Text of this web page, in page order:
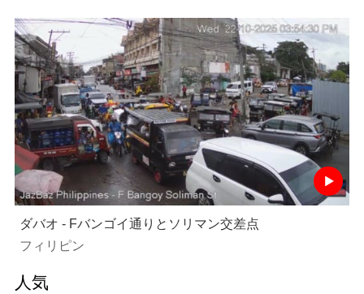
ダバオ - Fバンゴイ通りとソリマン交差点
フィリピン
人気